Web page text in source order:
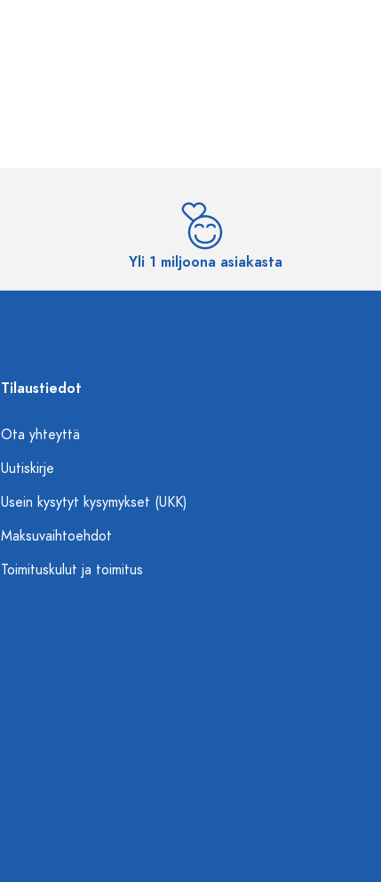
Yli 1 miljoona asiakasta
Tilaustiedot
Ota yhteyttä
Uutiskirje
Usein kysytyt kysymykset (UKK)
Maksuvaihtoehdot
Toimituskulut ja toimitus